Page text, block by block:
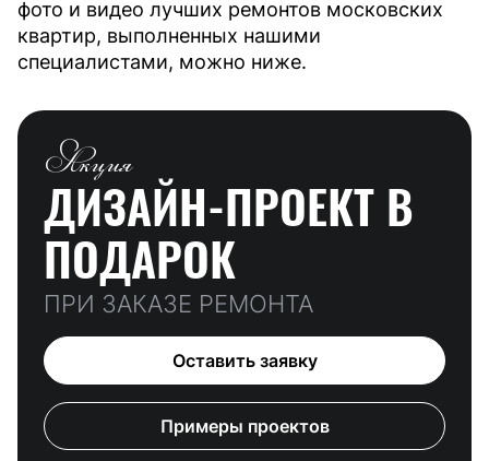
фото и видео лучших ремонтов московских
квартир, выполненных нашими
специалистами, можно ниже.
Акция
ДИЗАЙН-ПРОЕКТ В
ПОДАРОК
ПРИ ЗАКАЗЕ РЕМОНТА
Оставить заявку
Примеры проектов